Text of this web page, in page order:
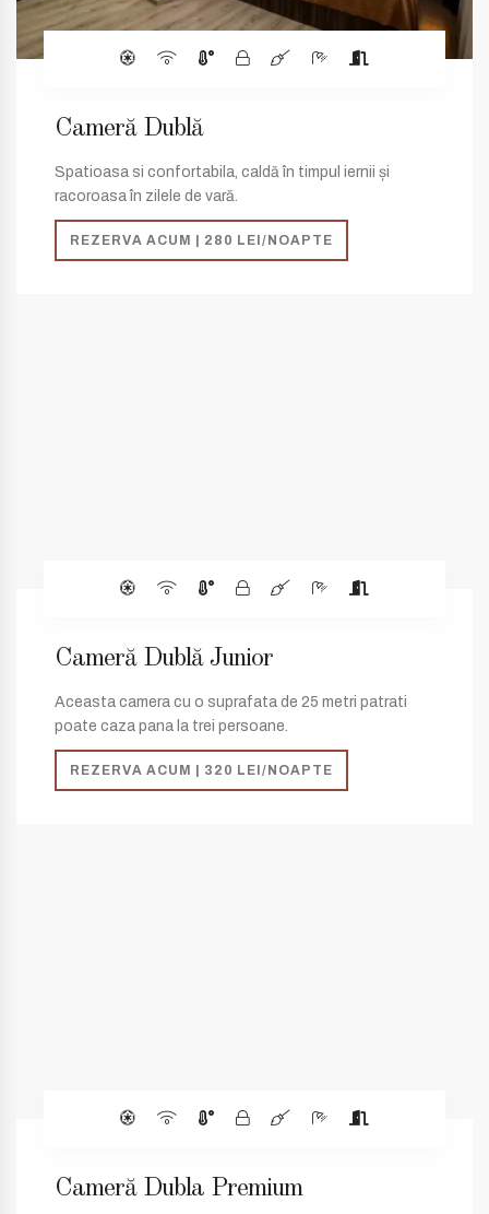
Cameră Dublă
Spatioasa si confortabila, caldă în timpul iernii și
racoroasa în zilele de vară.
REZERVA ACUM | 280 LEI/NOAPTE
Cameră Dublă Junior
Aceasta camera cu o suprafata de 25 metri patrati
poate caza pana la trei persoane.
REZERVA ACUM | 320 LEI/NOAPTE
Cameră Dubla Premium